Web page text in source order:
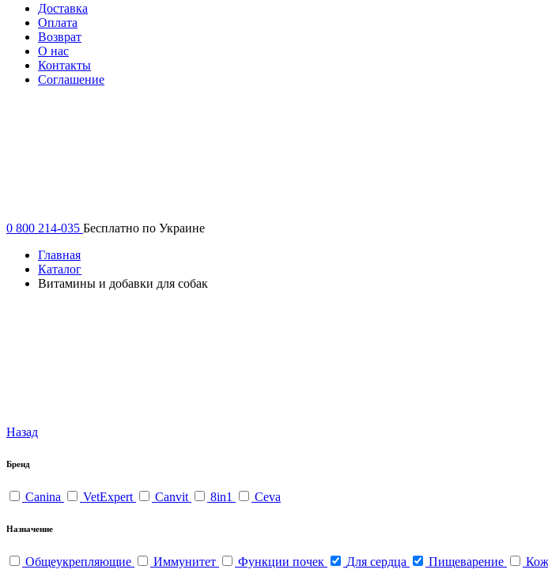
Доставка
Оплата
Возврат
О нас
Контакты
Соглашение
0 800 214-035 Бесплатно по Украине
Главная
Каталог
Витамины и добавки для собак
Назад
Бренд
Canina VetExpert Canvit 8in1 Ceva
Назначение
Общеукрепляющие Иммунитет Функции почек Для сердца Пищеварение